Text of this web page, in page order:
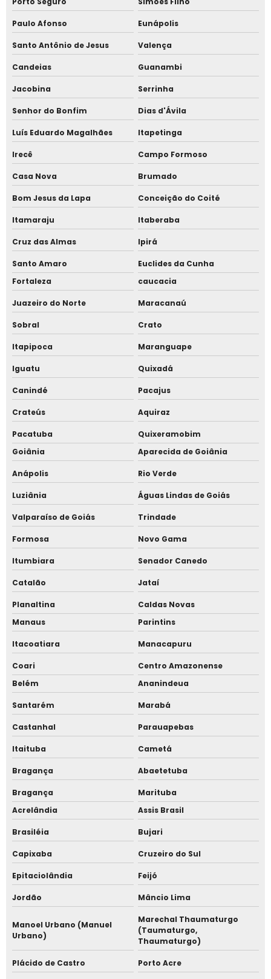
Comprar relógio de ponto por reconhecimento facial
Marcação de ponto pelo celular
Marcação de ponto virtual
Melhor relógio de ponto
Cancela automática para estacionamento
Cancela para estacionamento
Catraca balcão facial
Catraca com reconhecimento facial para academia
Catraca com reconhecimento facial para condomínio
Catraca com reconhecimento facial para escola
Catraca de acesso
Catraca de acesso condomínio
Catraca de acesso facial
Catraca facial para condomínio
Catraca facial para escola
Catraca giratória
Catraca torniquete
Catraca torniquete para piscina
Controle de acesso
Controle de acesso facial para academia
Controle de acesso facial para condomínio
Controle de acesso por reconhecimento facial
Empresa especializada em relógio de ponto facial
Empresa fabricante de catraca
Empresa fabricante de catraca de acesso
Empresa fabricante de catraca de acesso em sp
Empresa fabricante de catraca em sp
Empresa fabricante de catraca facial
Empresa fabricante de catraca facial em sp
Empresas de relógios de ponto em são paulo
Fabricante de catraca facial
Fabricante de catraca facial em sp
Fabricante de catracas de acesso
Fabricante de relógio de ponto
Paulo Afonso Eunápolis
Santo Antônio de Jesus Valença
Candeias Guanambi
Jacobina Serrinha
Senhor do Bonfim Dias d'Ávila
Luís Eduardo Magalhães Itapetinga
Irecê Campo Formoso
Casa Nova Brumado
Bom Jesus da Lapa Conceição do Coité
Itamaraju Itaberaba
Cruz das Almas Ipirá
Santo Amaro
Euclides da Cunha
Fortaleza
caucacia
Juazeiro do Norte Maracanaú
Sobral Crato
Itapipoca Maranguape
Iguatu Quixadá
Canindé Pacajus
Crateús Aquiraz
Pacatuba
Quixeramobim
Goiânia
Aparecida de Goiânia
Anápolis Rio Verde
Luziânia Águas Lindas de Goiás
Valparaíso de Goiás Trindade
Formosa Novo Gama
Itumbiara Senador Canedo
Catalão Jataí
Planaltina
Caldas Novas
Manaus
Parintins
Itacoatiara Manacapuru
Coari
Centro Amazonense
Belém
Ananindeua
Santarém Marabá
Castanhal Parauapebas
Itaituba Cametá
Bragança Abaetetuba
Bragança
Marituba
Acrelândia
Assis Brasil
Brasiléia Bujari
Capixaba Cruzeiro do Sul
Epitaciolândia Feijó
Jordão Mâncio Lima
Manoel Urbano (Manuel
Urbano)
Marechal Thaumaturgo
(Taumaturgo,
Thaumaturgo)
Plácido de Castro Porto Acre